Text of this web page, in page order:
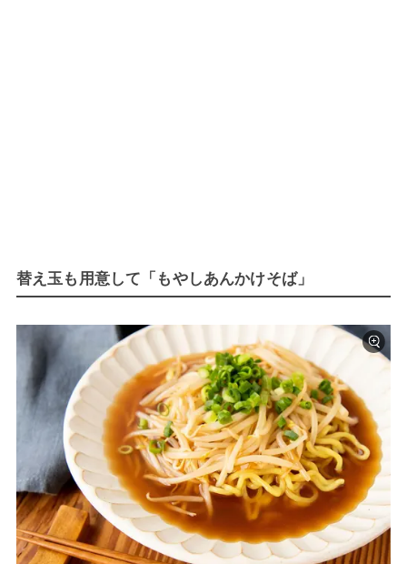
替え玉も用意して「もやしあんかけそば」